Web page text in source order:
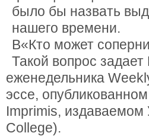
было бы назвать
нашего времени.
В«Кто может
Такой вопрос
еженедельника
эссе,
Imprimis,
College).